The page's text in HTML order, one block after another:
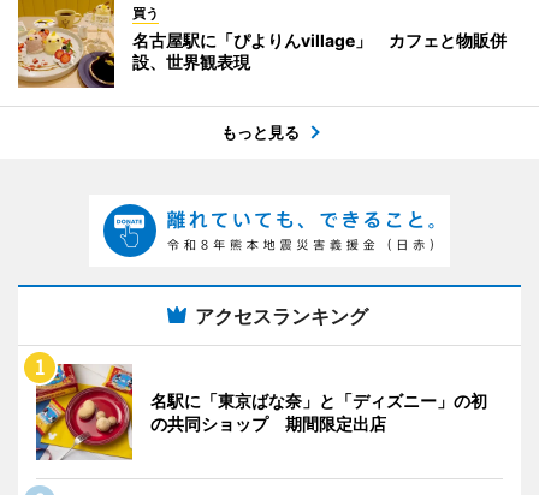
買う
名古屋駅に「ぴよりんvillage」 カフェと物販併
設、世界観表現
もっと見る
アクセスランキング
名駅に「東京ばな奈」と「ディズニー」の初
の共同ショップ 期間限定出店